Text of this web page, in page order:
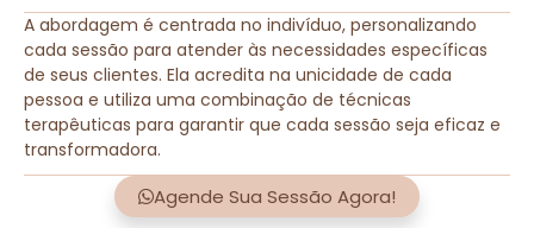
A abordagem é centrada no indivíduo, personalizando
cada sessão para atender às necessidades específicas
de seus clientes. Ela acredita na unicidade de cada
pessoa e utiliza uma combinação de técnicas
terapêuticas para garantir que cada sessão seja eficaz e
transformadora.
Agende Sua Sessão Agora!